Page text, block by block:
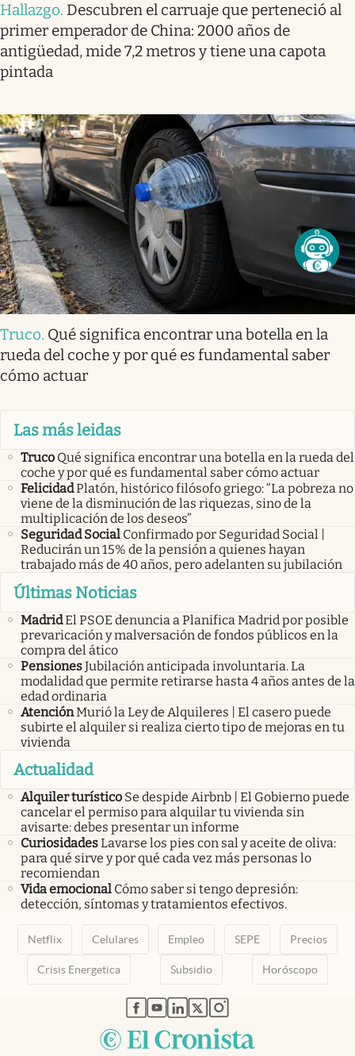
Hallazgo. Descubren el carruaje que perteneció al
primer emperador de China: 2000 años de
antigüedad, mide 7,2 metros y tiene una capota
pintada
Truco. Qué significa encontrar una botella en la
rueda del coche y por qué es fundamental saber
cómo actuar
Las más leidas
Truco Qué significa encontrar una botella en la rueda del
coche y por qué es fundamental saber cómo actuar
FelicidadPlatón, histórico filósofo griego: “La pobreza no
viene de la disminución de las riquezas, sino de la
multiplicación de los deseos”
Seguridad Social Confirmado por Seguridad Social |
Reducirán un 15% de la pensión a quienes hayan
trabajado más de 40 años, pero adelanten su jubilación
Últimas Noticias
MadridEl PSOE denuncia a Planifica Madrid por posible
prevaricación y malversación de fondos públicos en la
compra del ático
PensionesJubilación anticipada involuntaria. La
modalidad que permite retirarse hasta 4 años antes de la
edad ordinaria
AtenciónMurió la Ley de Alquileres | El casero puede
subirte el alquiler si realiza cierto tipo de mejoras en tu
vivienda
Actualidad
Alquiler turístico Se despide Airbnb | El Gobierno puede
cancelar el permiso para alquilar tu vivienda sin
avisarte: debes presentar un informe
CuriosidadesLavarse los pies con sal y aceite de oliva:
para qué sirve y por qué cada vez más personas lo
recomiendan
Vida emocional Cómo saber si tengo depresión:
detección, síntomas y tratamientos efectivos.
Netflix Celulares Empleo SEPE Precios
Crisis Energetica Subsidio Horóscopo
abre en nueva pestaña
abre en nueva pestaña
abre en nueva pestaña
abre en nueva pestaña
abre en nueva pestaña